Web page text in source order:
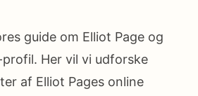
guide om Elliot Page og
Her vil vi udforske
af Elliot Pages online